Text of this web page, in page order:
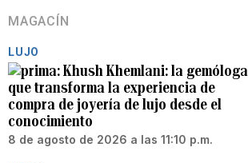
MAGACÍN
LUJO
Khush Khemlani: la gemóloga
que transforma la experiencia de
compra de joyería de lujo desde el
conocimiento
8 de agosto de 2026 a las 11:10 p.m.